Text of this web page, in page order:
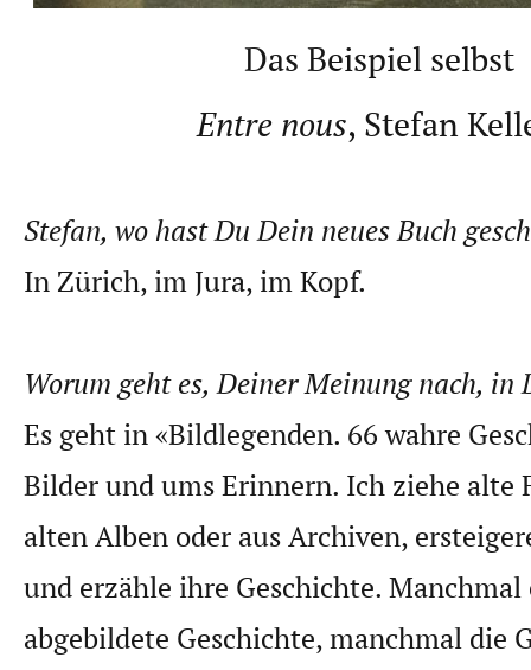
Das Beispiel selbst
Entre nous, Stefan
Stefan, wo hast Du Dein neues Buch
In Zürich, im Jura, im Kopf.
Worum geht es, Deiner Meinung nach, in
Es geht in «Bildlegenden. 66 wahre
Bilder und ums Erinnern. Ich ziehe alte
alten Alben oder aus Archiven,
und erzähle ihre Geschichte.
abgebildete Geschichte, manchmal die